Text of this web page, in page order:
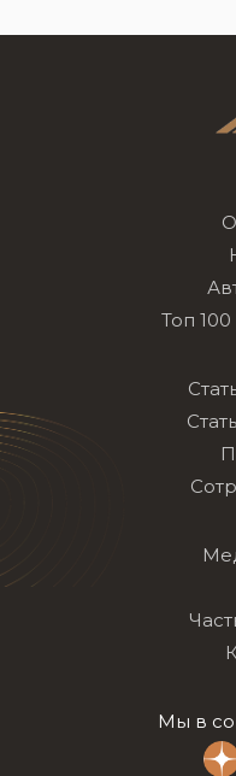
Топ
Мы в